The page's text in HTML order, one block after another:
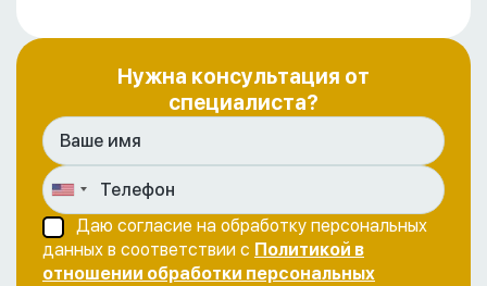
Нужна консультация от
специалиста?
Даю согласие на обработку персональных
данных в соответствии с Политикой в
отношении обработки персональных